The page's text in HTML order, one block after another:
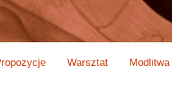
Warsztat Modlitwa